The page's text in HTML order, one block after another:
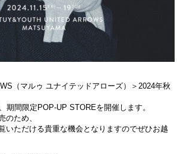
（マルゥ ユナイテッドアローズ）＞2024年秋
期間限定POP-UP STOREを開催します。
のため、
いただける貴重な機会となりますのでぜひお越